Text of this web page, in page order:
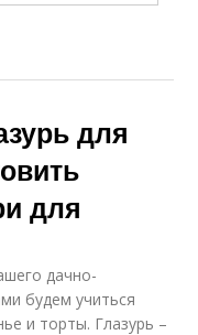
для
для
дачно-
будем учиться
и торты. Глазурь –